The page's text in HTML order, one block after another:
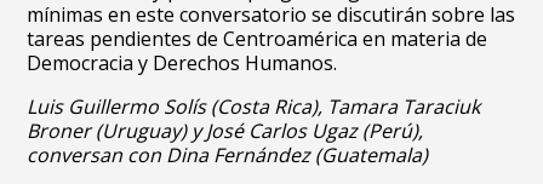
mínimas en este conversatorio se discutirán sobre las
tareas pendientes de Centroamérica en materia de
Democracia y Derechos Humanos.
Luis Guillermo Solís (Costa Rica), Tamara Taraciuk
Broner (Uruguay) y José Carlos Ugaz (Perú),
conversan con Dina Fernández (Guatemala)